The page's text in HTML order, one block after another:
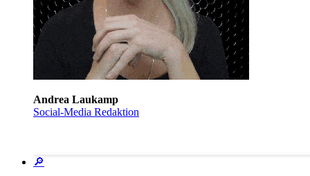
Andrea Laukamp
Social-Media Redaktion
🔎